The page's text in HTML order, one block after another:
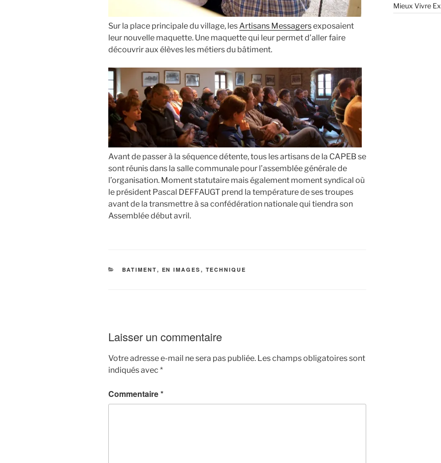
Sur la place principale du village, lesArtisans Messagersexposaient
leur nouvelle maquette. Une maquette qui leur permet d’aller faire
découvrir aux élèves les métiers du bâtiment.
Avant de passer à la séquence détente, tous les artisans de la CAPEB se
sont réunis dans la salle communale pour l’assemblée générale de
l’organisation. Moment statutaire mais également moment syndical où
le président Pascal DEFFAUGT prend la température de ses troupes
avant de la transmettre à sa confédération nationale qui tiendra son
Assemblée début avril.
CATÉGORIES
BATIMENT, EN IMAGES , TECHNIQUE
Laisser un commentaire
Votre adresse e-mail ne sera pas publiée. Les champs obligatoires sont
indiqués avec *
Commentaire*
Mieux Vivre